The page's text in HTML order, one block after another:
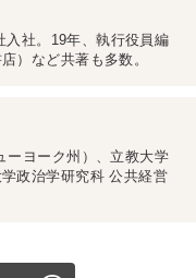
入社。19年、執行役員編
）など共著も多数。
ーヨーク州）、立教大学
政治学研究科 公共経営